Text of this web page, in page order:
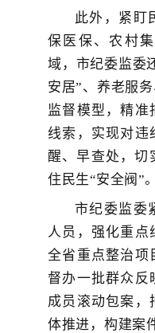
此外，紧盯
保医保、农村
域，市纪委监委
安居”、养老服
监督模型，精准
线索，实现对违
醒、早查处 ，切
住民生“安全阀”。
市纪委监委
人员，强化重点
全省重点整治项
督办一批群众反
成员滚动包案，
体推进，构建案